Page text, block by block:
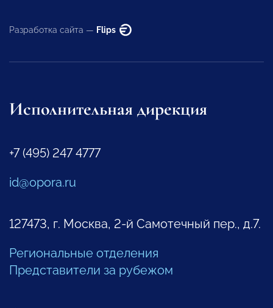
Разработка сайта — Flips
Исполнительная дирекция
+7 (495) 247 4777
id@opora.ru
127473, г. Москва, 2-й Самотечный пер., д.7.
Региональные отделения
Представители за рубежом